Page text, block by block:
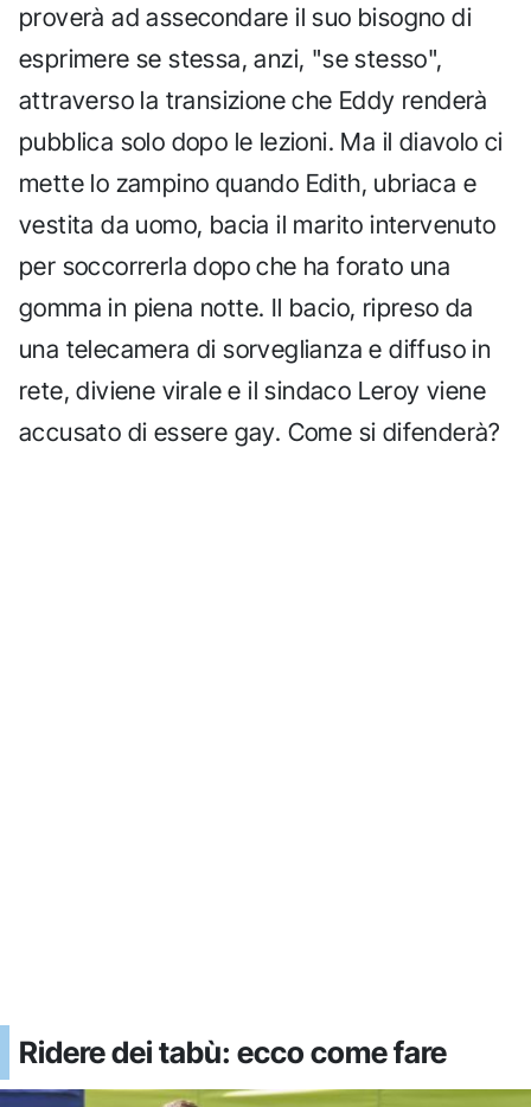
proverà ad assecondare il suo bisogno di
esprimere se stessa, anzi, "se stesso",
attraverso la transizione che Eddy renderà
pubblica solo dopo le lezioni. Ma il diavolo ci
mette lo zampino quando Edith, ubriaca e
vestita da uomo, bacia il marito intervenuto
per soccorrerla dopo che ha forato una
gomma in piena notte. Il bacio, ripreso da
una telecamera di sorveglianza e diffuso in
rete, diviene virale e il sindaco Leroy viene
accusato di essere gay. Come si difenderà?
Ridere dei tabù: ecco come fare